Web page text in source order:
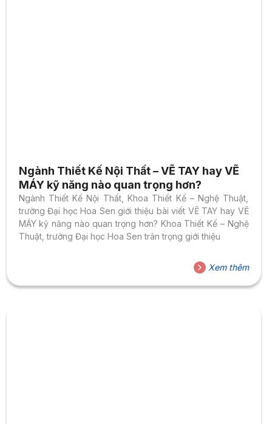
Ngành Thiết Kế Nội Thất – VẼ TAY hay VẼ
MÁY kỹ năng nào quan trọng hơn?
Ngành Thiết Kế Nội Thất, Khoa Thiết Kế – Nghệ Thuật,
trường Đại học Hoa Sen giới thiệu bài viết VẼ TAY hay VẼ
MÁY kỹ năng nào quan trọng hơn? Khoa Thiết Kế – Nghệ
Thuật, trường Đại học Hoa Sen trân trọng giới thiệu
Xem thêm